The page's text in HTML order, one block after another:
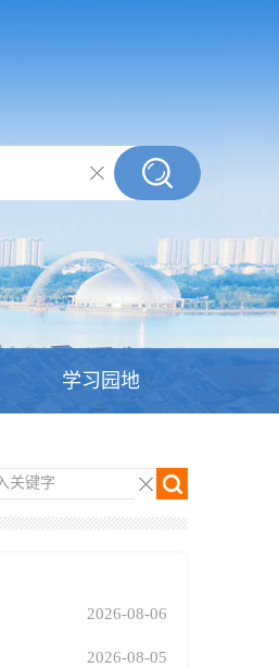
学习园地
关键字
2026-08-06
2026-08-05